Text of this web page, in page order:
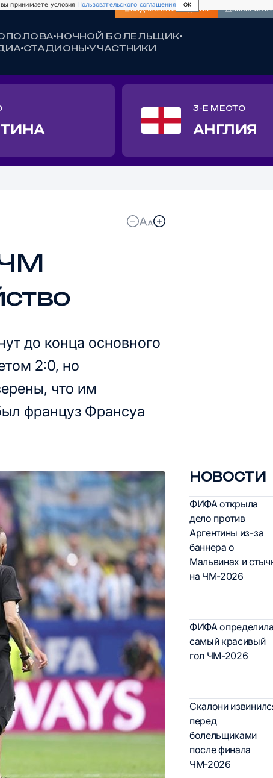
принимаете условия Пользовательского соглашения OK
ПОДПИСКА НА ИЗДАНИЕ ВКЛЮЧИТЬ
НОЧНОЙ БОЛЕЛЬЩИК
СТАДИОНЫ УЧАСТНИКИ
3-Е МЕСТО
АНГЛИЯ
ЧМ
до конца основного
2:0, но
что им
француз Франсуа
НОВОСТИ
ФИФА открыла
дело против
Аргентины из-за
баннера о
Мальвинах и
на ЧМ-2026
ФИФА определила
самый красивый
гол ЧМ-2026
Скалони
перед
болельщиками
после финала
ЧМ-2026